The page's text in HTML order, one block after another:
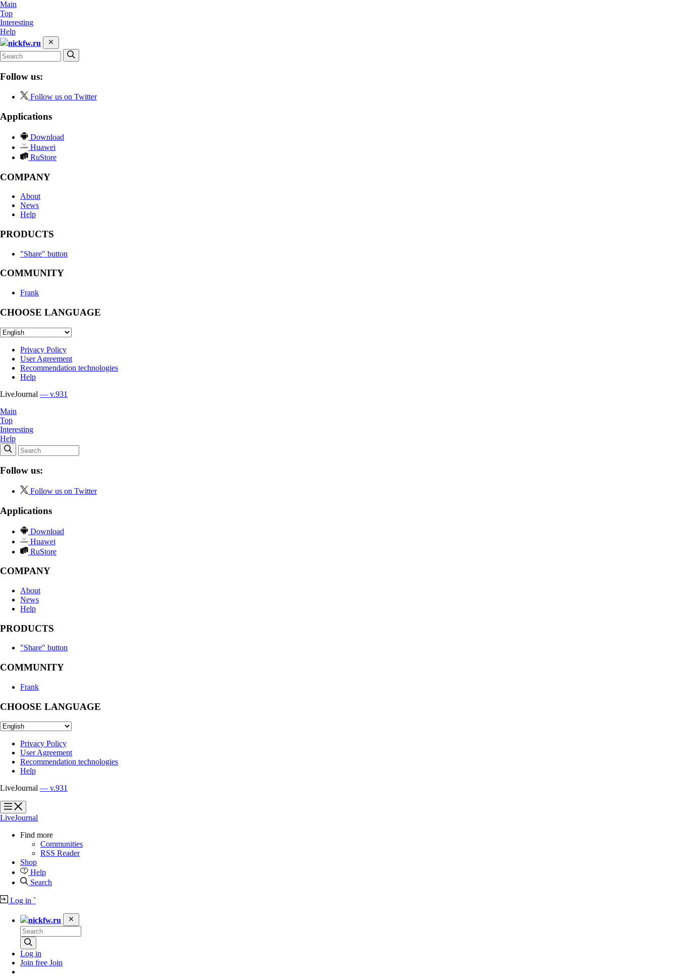
Main
Top
Interesting
Help
nickfw.ru
Follow us:
Follow us on Twitter
Applications
Download
Huawei
RuStore
COMPANY
About
News
Help
PRODUCTS
"Share" button
COMMUNITY
Frank
CHOOSE LANGUAGE
Privacy Policy
User Agreement
Recommendation technologies
Help
LiveJournal — v.931
Main
Top
Interesting
Help
Follow us:
Follow us on Twitter
Applications
Download
Huawei
RuStore
COMPANY
About
News
Help
PRODUCTS
"Share" button
COMMUNITY
Frank
CHOOSE LANGUAGE
Privacy Policy
User Agreement
Recommendation technologies
Help
LiveJournal — v.931
?
?
LiveJournal
Find more
Communities
RSS Reader
Shop
Help
Search
Log in `
nickfw.ru
Log in
Join free Join